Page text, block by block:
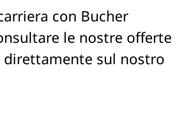
con Bucher
le nostre offerte
direttamente sul nostro